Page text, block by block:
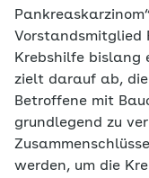
Vorstandsmitglied
Krebshilfe bislang
zielt darauf ab,
Betroffene mit
grundlegend zu
werden, um die